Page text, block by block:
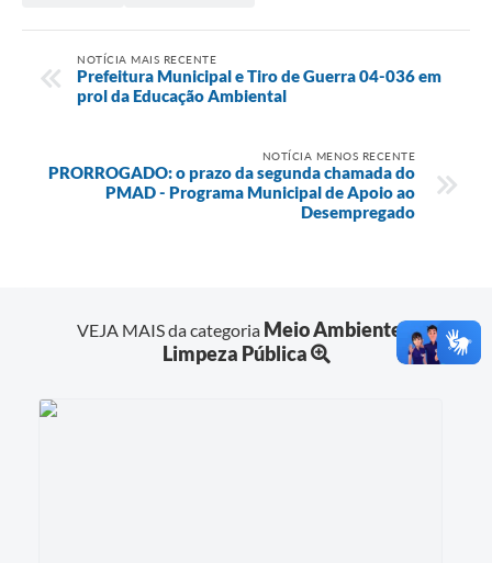
NOTÍCIA MAIS RECENTE
Prefeitura Municipal e Tiro de Guerra 04-036 em
prol da Educação Ambiental
NOTÍCIA MENOS RECENTE
PRORROGADO: o prazo da segunda chamada do
PMAD - Programa Municipal de Apoio ao
Desempregado
VEJA MAIS da categoria Meio Ambiente e
Limpeza Pública